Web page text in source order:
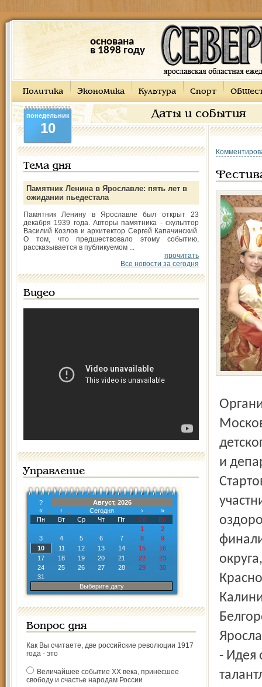
основана
в 1898 году
Политика Экономика Культура Спорт
Даты и события
понедельник
10
Тема дня
Памятник Ленина в Ярославле: пять лет в
ожидании пьедестала
Памятник Ленину в Ярославле был открыт 23
декабря 1939 года. Авторы памятника - скульптор
Василий Козлов и архитектор Сергей Капачинский.
О том, что предшествовало этому событию,
рассказывается в публикуемом ...
прочитать
Все новости за сегодня
Видео
Управление
?
Август, 2026
«
‹ Сегодня ›
»
Пн
Вт Ср Чт Пт Сб
Вс
1
2
3
4 5 6 7 8
9
10
11 12 13 14 15
16
17
18 19 20 21 22
23
24
25 26 27 28 29
30
31
Выберите дату
Вопрос дня
Как Вы считаете, две российские революции 1917
года - это
Величайшее событие ХХ века, принёсшее
свободу и счастье народам России
Организаторами детского фестиваля выступили
и
- Идея